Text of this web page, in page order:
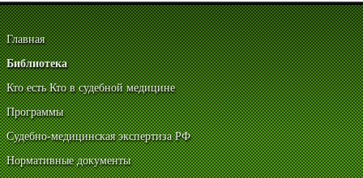
Главная
Библиотека
Кто есть Кто в судебной медицине
Программы
Судебно-медицинская экспертиза РФ
Нормативные документы